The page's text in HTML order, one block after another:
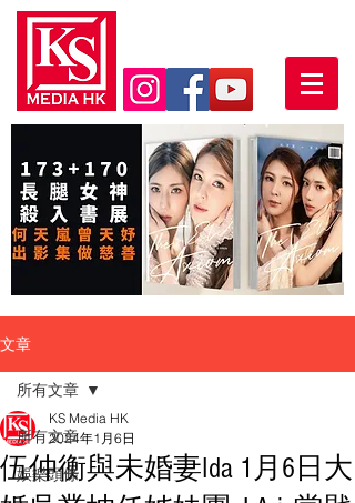
文章
所有文章
娛樂頭條
所有文章
伍仲衡與未婚妻Ida 1月6日大
KS Media HK
2024年1月6日